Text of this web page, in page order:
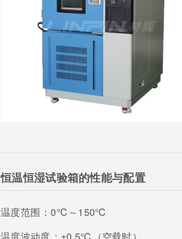
恒温恒湿试验箱的性能与配置
温度范围：0℃～150℃